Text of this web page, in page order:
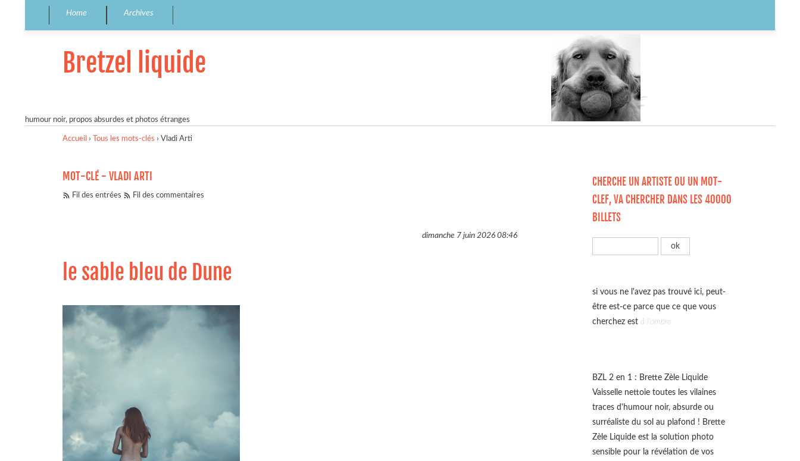
Home Archives
Bretzel liquide
humour noir, propos absurdes et photos étranges
Accueil › Tous les mots-clés › Vladi Arti
MOT-CLÉ - VLADI ARTI
Fil des entrées Fil des commentaires
dimanche 7 juin 2026 08:46
le sable bleu de Dune
CHERCHE UN ARTISTE OU UN MOT-
CLEF, VA CHERCHER DANS LES 40000
BILLETS
si vous ne l'avez pas trouvé ici, peut-
être est-ce parce que ce que vous
cherchez està l'ombre
BZL 2 en 1 : Brette Zèle Liquide
Vaisselle nettoie toutes les vilaines
traces d'humour noir, absurde ou
surréaliste du sol au plafond ! Brette
Zèle Liquide est la solution photo
sensible pour la révélation de vos